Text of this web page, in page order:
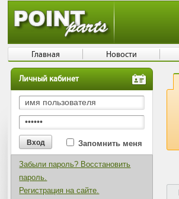
Личный кабинет
Запомнить меня
Забыли пароль? Восстановить
пароль.
Регистрация на сайте.
Главная Новости